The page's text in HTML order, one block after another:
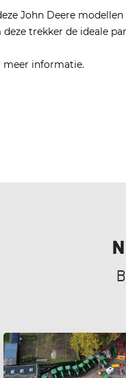
John Deere modellen
trekker de ideale
meer informatie.